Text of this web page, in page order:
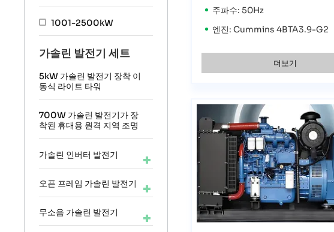
주파수: 50Hz
엔진: Cummins 4BTA3.9-G2
더보기
1001-2500kW
가솔린 발전기 세트
5kW 가솔린 발전기 장착 이
동식 라이트 타워
700W 가솔린 발전기가 장
착된 휴대용 원격 지역 조명
가솔린 인버터 발전기
오픈 프레임 가솔린 발전기
무소음 가솔린 발전기